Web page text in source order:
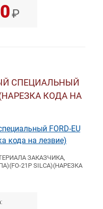
₽
СПЕЦИАЛЬНЫЙ
(НАРЕЗКА КОДА НА
ЗАКАЗЧИКА,
21P SILCA)(НАРЕЗКА